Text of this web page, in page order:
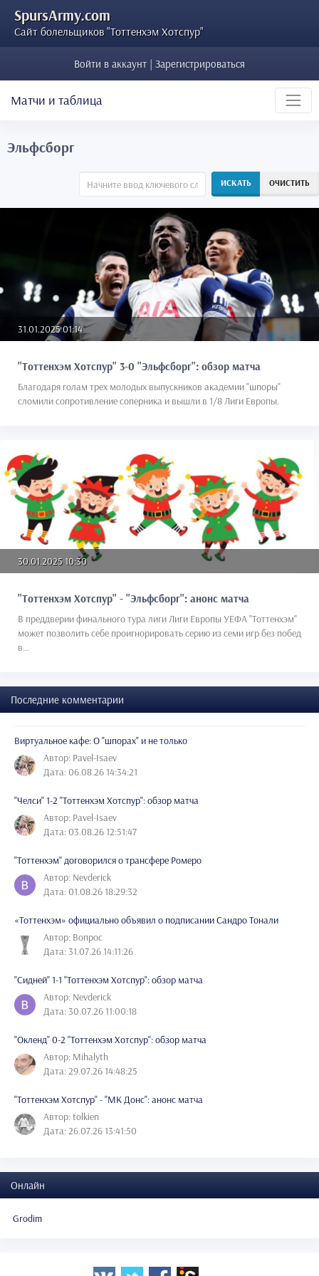
SpursArmy.com
Сайт болельщиков "Тоттенхэм Хотспур"
Войти в аккаунт | Зарегистрироваться
Матчи и таблица
Эльфсборг
ИСКАТЬ ОЧИСТИТЬ
31.01.2025 01:14
"Тоттенхэм Хотспур" 3-0 "Эльфсборг": обзор матча
Благодаря голам трех молодых выпускников академии "шпоры"
сломили сопротивление соперника и вышли в 1/8 Лиги Европы.
30.01.2025 10:30
"Тоттенхэм Хотспур" - "Эльфсборг": анонс матча
В преддверии финального тура лиги Лиги Европы УЕФА "Тоттенхэм"
может позволить себе проигнорировать серию из семи игр без побед
в...
Последние комментарии
Виртуальное кафе: О "шпорах" и не только
Автор: Pavel-Isaev
Дата: 06.08.26 14:34:21
"Челси" 1-2 "Тоттенхэм Хотспур": обзор матча
Автор: Pavel-Isaev
Дата: 03.08.26 12:51:47
"Тоттенхэм" договорился о трансфере Ромеро
Автор: Nevderick
Дата: 01.08.26 18:29:32
«Тоттенхэм» официально объявил о подписании Сандро Тонали
Автор: Вопрос
Дата: 31.07.26 14:11:26
"Сидней" 1-1 "Тоттенхэм Хотспур": обзор матча
Автор: Nevderick
Дата: 30.07.26 11:00:18
"Окленд" 0-2 "Тоттенхэм Хотспур": обзор матча
Автор: Mihalyth
Дата: 29.07.26 14:48:25
"Тоттенхэм Хотспур" - "МК Донс": анонс матча
Автор: tolkien
Дата: 26.07.26 13:41:50
Онлайн
Grodim